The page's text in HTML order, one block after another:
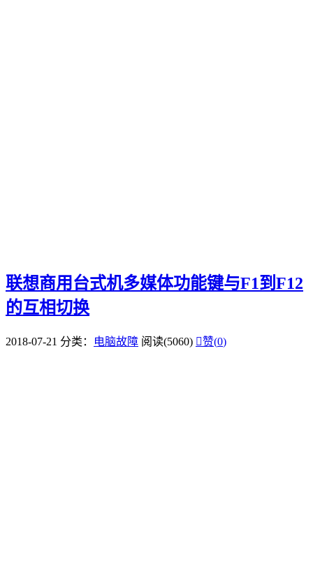
联想商用台式机多媒体功能键与F1到F12
的互相切换
2018-07-21 分类： 电脑故障 阅读(5060) 赞(0)